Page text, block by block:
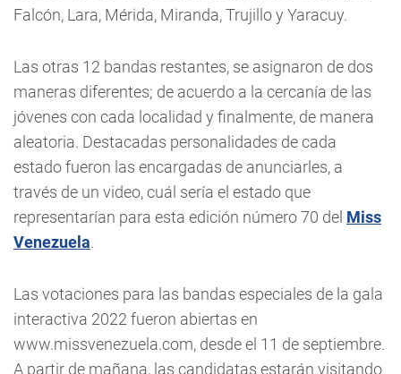
Falcón, Lara, Mérida, Miranda, Trujillo y Yaracuy.
Las otras 12 bandas restantes, se asignaron de dos
maneras diferentes; de acuerdo a la cercanía de las
jóvenes con cada localidad y finalmente, de manera
aleatoria. Destacadas personalidades de cada
estado fueron las encargadas de anunciarles, a
través de un video, cuál sería el estado que
representarían para esta edición número 70 del Miss
Venezuela.
Las votaciones para las bandas especiales de la gala
interactiva 2022 fueron abiertas en
www.missvenezuela.com, desde el 11 de septiembre.
A partir de mañana, las candidatas estarán visitando